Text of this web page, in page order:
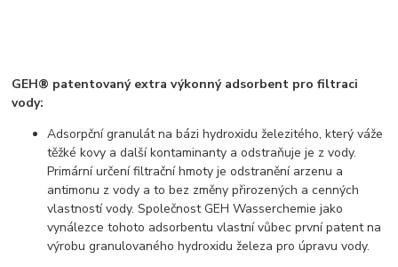
GEH® patentovaný extra výkonný adsorbent pro filtraci
vody:
Adsorpční granulát na bázi hydroxidu železitého, který váže
těžké kovy a další kontaminanty a odstraňuje je z vody.
Primární určení filtrační hmoty je odstranění arzenu a
antimonu z vody a to bez změny přirozených a cenných
vlastností vody. Společnost GEH Wasserchemie jako
vynálezce tohoto adsorbentu vlastní vůbec první patent na
výrobu granulovaného hydroxidu železa pro úpravu vody.